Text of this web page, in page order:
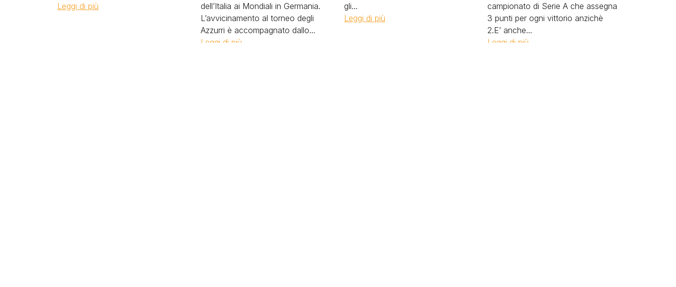
Leggi di più
dell’Italia ai Mondiali in Germania.
L’avvicinamento al torneo degli
Azzurri è accompagnato dallo...
Leggi di più
gli...
Leggi di più
campionato di Serie A che assegna
3 punti per ogni vittorio anzichè
2.E’ anche...
Leggi di più